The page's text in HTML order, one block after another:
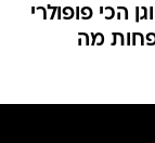
הכי פופולרי
מה